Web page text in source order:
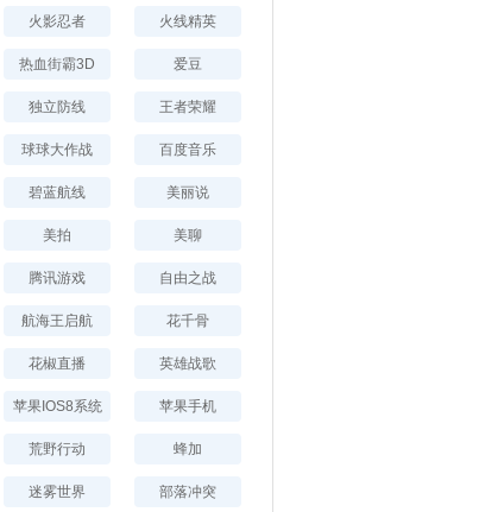
火影忍者 火线精英
热血街霸3D 爱豆
独立防线 王者荣耀
球球大作战 百度音乐
碧蓝航线 美丽说
美拍 美聊
腾讯游戏 自由之战
航海王启航 花千骨
花椒直播 英雄战歌
苹果IOS8系统 苹果手机
荒野行动 蜂加
迷雾世界 部落冲突